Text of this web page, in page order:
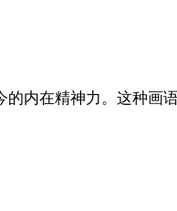
的内在精神力。这种画